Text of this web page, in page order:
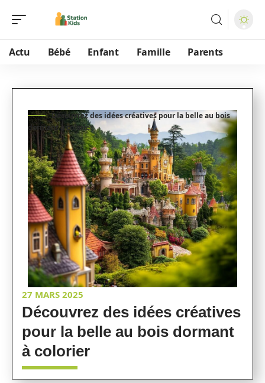
Actu Bébé Enfant Famille Parents
Découvrez des idées créatives pour la belle au bois
dormant à colorier
27 MARS 2025
Découvrez des idées créatives
pour la belle au bois dormant
à colorier